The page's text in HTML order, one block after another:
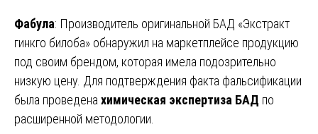
Фабула: Производитель оригинальной БАД «Экстракт
гинкго билоба» обнаружил на маркетплейсе продукцию
под своим брендом, которая имела подозрительно
низкую цену. Для подтверждения факта фальсификации
была проведена химическая экспертиза БАД по
расширенной методологии.